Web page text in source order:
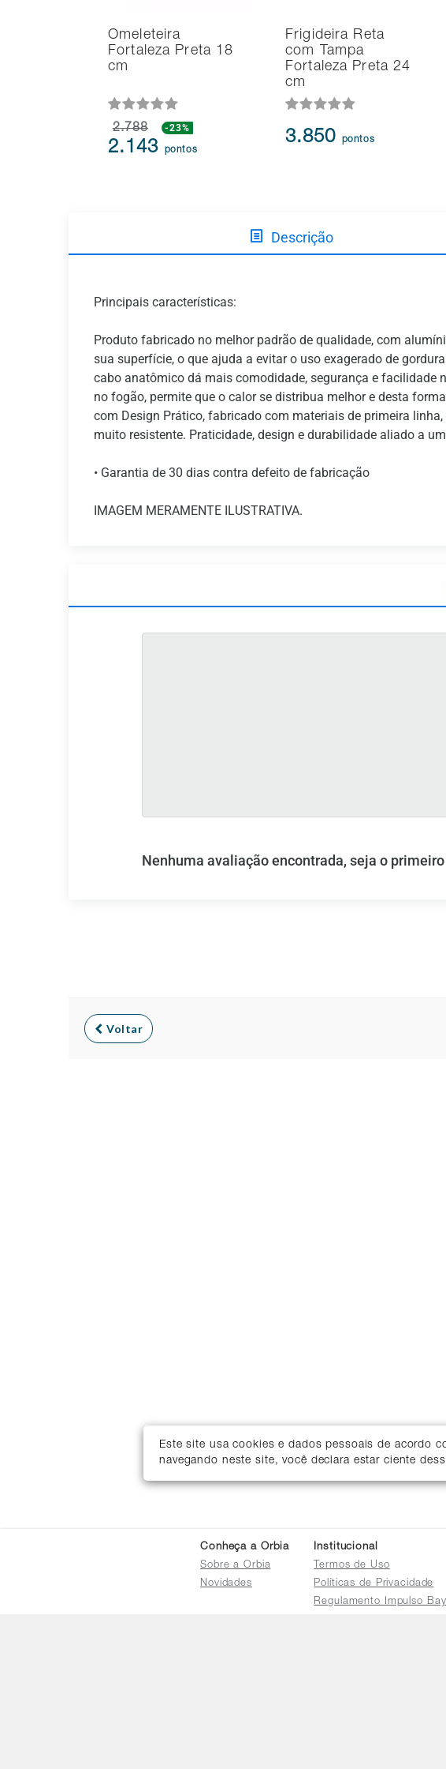
Este site usa cookies e dados pessoais de acordo
navegando neste site, você declara estar ciente
Omeleteira
Fortaleza Preta 18
cm
2.788 -23%
2.143 pontos
Frigideira Reta
com Tampa
Fortaleza Preta 24
cm
3.850 pontos
Descrição
Principais características:
Produto fabricado no melhor padrão de qualidade, com
sua superfície, o que ajuda a evitar o uso exagerado de
cabo anatômico dá mais comodidade, segurança e facilidade
no fogão, permite que o calor se distribua melhor e desta
com Design Prático, fabricado com materiais de primeira
muito resistente. Praticidade, design e durabilidade aliado a
• Garantia de 30 dias contra defeito de fabricação
IMAGEM MERAMENTE ILUSTRATIVA.
Nenhuma avaliação encontrada, seja o
Voltar
Conheça a Orbia
Sobre a Orbia
Novidades
Institucional
Termos de Uso
Políticas de Privacidade
Regulamento Impulso